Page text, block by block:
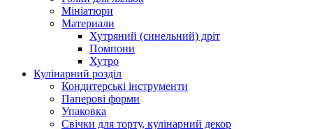
Мініатюри
Материали
Хутряний (синельний) дріт
Помпони
Хутро
Кулінарний розділ
Кондитерські інструменти
Паперові форми
Упаковка
Свічки для торту, кулінарний декор